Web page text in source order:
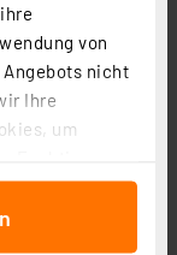
von
nicht
Ihre
um
die Zugriffe
geben
zeigt
Damit
Alltag.
steuern Sie
Kontrolle